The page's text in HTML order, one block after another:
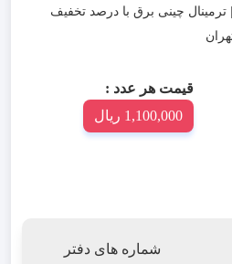
ترمینال چینی برق با درصد تخفیف
قیمت هر عدد :
1,100,000 ریال
شماره های دفتر